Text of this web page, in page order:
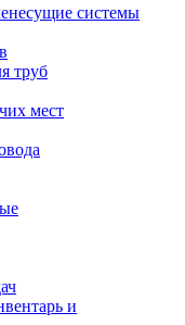
системы
труб
мест